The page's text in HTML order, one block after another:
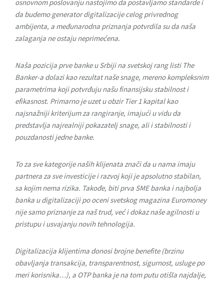
osnovnom poslovanju nastojimo da postavljamo standarde i
da budemo generator digitalizacije celog privrednog
ambijenta, a međunarodna priznanja potvrdila su da naša
zalaganja ne ostaju neprimećena.
Naša pozicija prve banke u Srbiji na svetskoj rang listi The
Banker-a dolazi kao rezultat naše snage, mereno kompleksnim
parametrima koji potvrđuju našu finansijsku stabilnost i
efikasnost. Primarno je uzet u obzir Tier 1 kapital kao
najsnažniji kriterijum za rangiranje, imajući u vidu da
predstavlja najrealniji pokazatelj snage, ali i stabilnosti i
pouzdanosti jedne banke.
To za sve kategorije naših klijenata znači da u nama imaju
partnera za sve investicije i razvoj koji je apsolutno stabilan,
sa kojim nema rizika. Takođe, biti prva SME banka i najbolja
banka u digitalizaciji po oceni svetskog magazina Euromoney
nije samo priznanje za naš trud, već i dokaz naše agilnosti u
pristupu i usvajanju novih tehnologija.
Digitalizacija klijentima donosi brojne benefite (brzinu
obavljanja transakcija, transparentnost, sigurnost, usluge po
meri korisnika…), a OTP banka je na tom putu otišla najdalje,